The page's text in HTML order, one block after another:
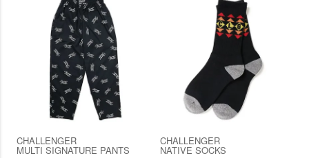
CHALLENGER
MULTI SIGNATURE PANTS
CHALLENGER
NATIVE SOCKS